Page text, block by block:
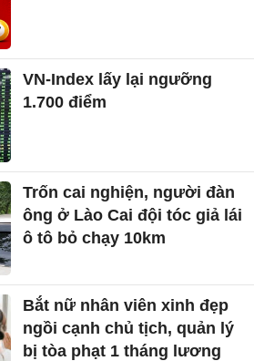
VN-Index lấy lại ngưỡng
1.700 điểm
Trốn cai nghiện, người đàn
ông ở Lào Cai đội tóc giả lái
ô tô bỏ chạy 10km
Bắt nữ nhân viên xinh đẹp
ngồi cạnh chủ tịch, quản lý
bị tòa phạt 1 tháng lương